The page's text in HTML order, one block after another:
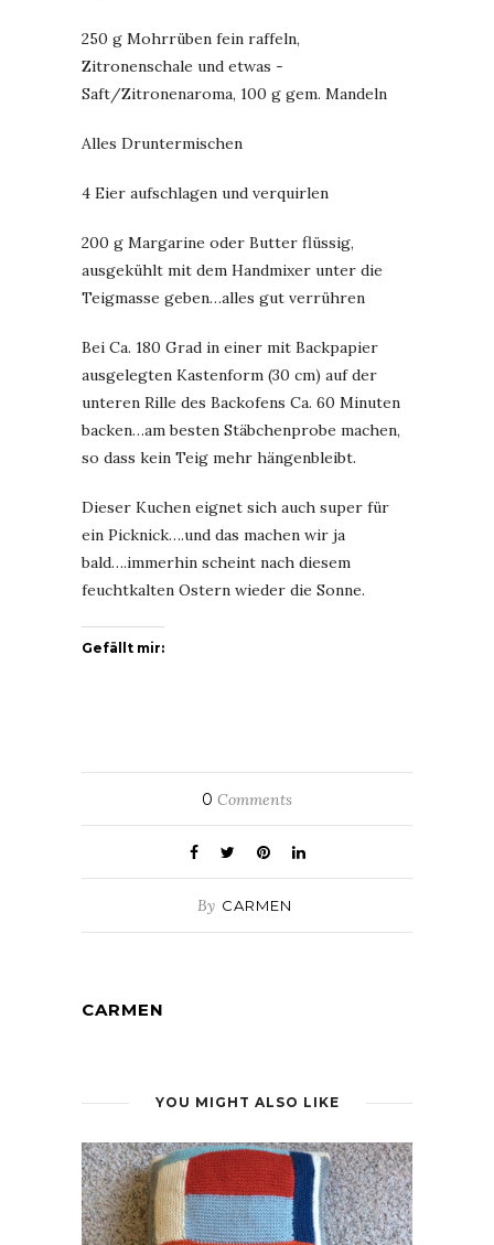
250 g Mohrrüben fein raffeln,
Zitronenschale und etwas -
Saft/Zitronenaroma, 100 g gem. Mandeln
Alles Druntermischen
4 Eier aufschlagen und verquirlen
200 g Margarine oder Butter flüssig,
ausgekühlt mit dem Handmixer unter die
Teigmasse geben…alles gut verrühren
Bei Ca. 180 Grad in einer mit Backpapier
ausgelegten Kastenform (30 cm) auf der
unteren Rille des Backofens Ca. 60 Minuten
backen…am besten Stäbchenprobe machen,
so dass kein Teig mehr hängenbleibt.
Dieser Kuchen eignet sich auch super für
ein Picknick….und das machen wir ja
bald….immerhin scheint nach diesem
feuchtkalten Ostern wieder die Sonne.
Gefällt mir:
0 Comments
By CARMEN
CARMEN
YOU MIGHT ALSO LIKE